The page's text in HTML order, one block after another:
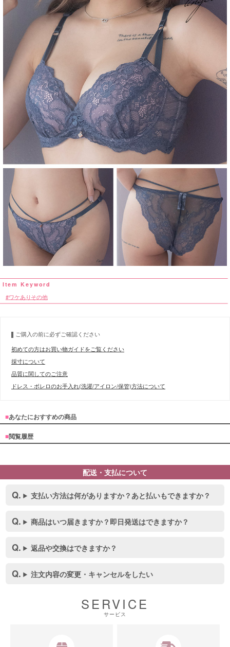
ワケありその他
ご購入の前に必ずご確認ください
初めての方はお買い物ガイドをご覧ください
採寸について
品質に関してのご注意
ドレス・ボレロのお手入れ(洗濯/アイロン/保管)方法について
■あなたにおすすめの商品
■閲覧履歴
配送・支払について
支払い方法は何がありますか？あと払いもできますか？
商品はいつ届きますか？即日発送はできますか？
返品や交換はできますか？
注文内容の変更・キャンセルをしたい
SERVICE
サービス